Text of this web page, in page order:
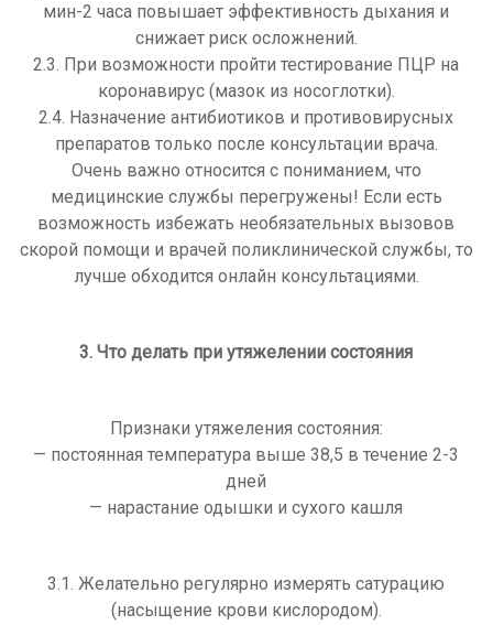
мин-2 часа повышает эффективность дыхания и
снижает риск осложнений.
2.3. При возможности пройти тестирование ПЦР на
коронавирус (мазок из носоглотки).
2.4. Назначение антибиотиков и противовирусных
препаратов только после консультации врача.
Очень важно относится с пониманием, что
медицинские службы перегружены! Если есть
возможность избежать необязательных вызовов
скорой помощи и врачей поликлинической службы, то
лучше обходится онлайн консультациями.
3. Что делать при утяжелении состояния
Признаки утяжеления состояния:
— постоянная температура выше 38,5 в течение 2-3
дней
— нарастание одышки и сухого кашля
3.1. Желательно регулярно измерять сатурацию
(насыщение крови кислородом).